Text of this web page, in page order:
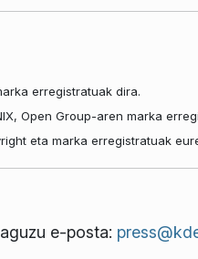
erregistratuak dira.
Open Group-aren marka
eta marka erregistratuak
e-posta: